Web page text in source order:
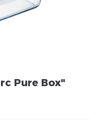
Pure Box"